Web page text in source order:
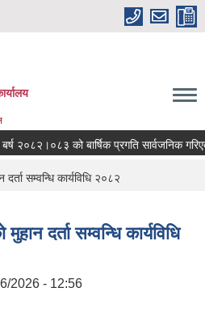
२०८२।०८३ को बार्षिक प्रगति सार्वजनिक गरिएको
सम्वन्धि कार्यविधि २०८२
दर्ता सम्वन्धि कार्यविधि
2026 - 12:56